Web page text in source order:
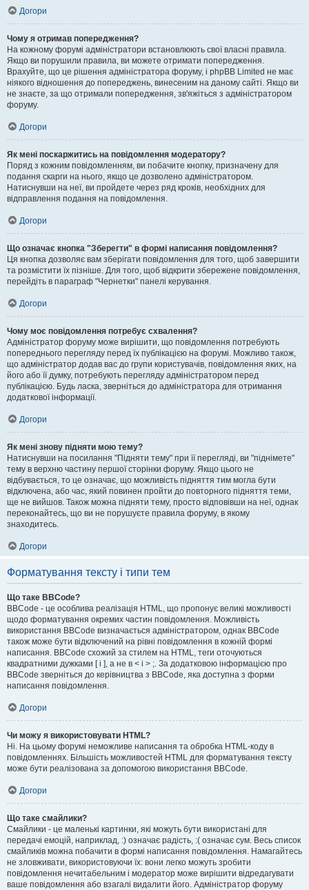
Догори
Чому я отримав попередження?
На кожному форумі адміністратори встановлюють свої власні правила.
Якщо ви порушили правила, ви можете отримати попередження.
Врахуйте, що це рішення адміністратора форуму, і phpBB Limited не має
ніякого відношення до попереджень, винесеним на даному сайті. Якщо ви
не знаєте, за що отримали попередження, зв'яжіться з адміністратором
форуму.
Догори
Як мені поскаржитись на повідомлення модератору?
Поряд з кожним повідомленням, ви побачите кнопку, призначену для
подання скарги на нього, якщо це дозволено адміністратором.
Натиснувши на неї, ви пройдете через ряд кроків, необхідних для
відправлення подання на повідомлення.
Догори
Що означає кнопка "Зберегти" в формі написання повідомлення?
Ця кнопка дозволяє вам зберігати повідомлення для того, щоб завершити
та розмістити їх пізніше. Для того, щоб відкрити збережене повідомлення,
перейдіть в параграф "Чернетки" панелі керування.
Догори
Чому моє повідомлення потребує схвалення?
Адміністратор форуму може вирішити, що повідомлення потребують
попереднього перегляду перед їх публікацією на форумі. Можливо також,
що адміністратор додав вас до групи користувачів, повідомлення яких, на
його або її думку, потребують перегляду адміністратором перед
публікацією. Будь ласка, зверніться до адміністратора для отримання
додаткової інформації.
Догори
Як мені знову підняти мою тему?
Натиснувши на посилання "Підняти тему" при її перегляді, ви "піднімете"
тему в верхню частину першої сторінки форуму. Якщо цього не
відбувається, то це означає, що можливість підняття тим могла бути
відключена, або час, який повинен пройти до повторного підняття теми,
ще не вийшов. Також можна підняти тему, просто відповівши на неї, однак
переконайтесь, що ви не порушуєте правила форуму, в якому
знаходитесь.
Догори
Форматування тексту і типи тем
Що таке BBCode?
BBCode - це особлива реалізація HTML, що пропонує великі можливості
щодо форматування окремих частин повідомлення. Можливість
використання BBCode визначається адміністратором, однак BBCode
також може бути відключений на рівні повідомлення в кожній формі
написання. BBCode схожий за стилем на HTML, теги оточуються
квадратними дужками [ і ], а не в < і > ;. За додатковою інформацією про
BBCode зверніться до керівництва з BBCode, яка доступна з форми
написання повідомлення.
Догори
Чи можу я використовувати HTML?
Ні. На цьому форумі неможливе написання та обробка HTML-коду в
повідомленнях. Більшість можливостей HTML для форматування тексту
може бути реалізована за допомогою використання BBCode.
Догори
Що таке смайлики?
Смайлики - це маленькі картинки, які можуть бути використані для
передачі емоцій, наприклад, :) означає радість, :( означає сум. Весь список
смайликів можна побачити в формі написання повідомлення. Намагайтесь
не зловживати, використовуючи їх: вони легко можуть зробити
повідомлення нечитабельним і модератор може вирішити відредагувати
ваше повідомлення або взагалі видалити його. Адміністратор форуму